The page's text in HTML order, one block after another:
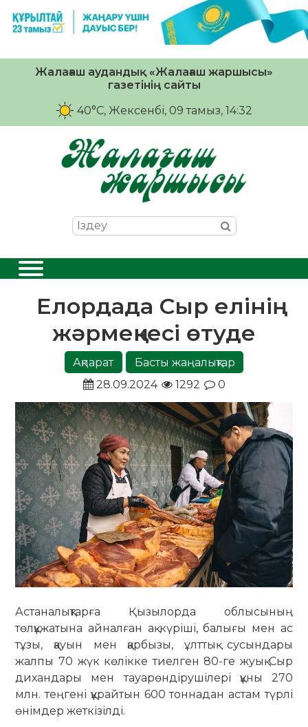
Жалағаш аудандық «Жалағаш жаршысы»
газетінің сайты
40°C, Жексенбі, 09 тамыз, 14:32
Елордада Сыр елінің
жәрмеңкесі өтуде
Ақпарат
Басты жаңалықтар
28.09.2024
1292 0
Астаналықтарға Қызылорда облысының
төлқұжатына айналған ақ күріші, балығы мен ас
тұзы, қауын мен қарбызы, ұлттық сусындары
жалпы 70 жүк көлікке тиелген 80-ге жуық Сыр
дихандары мен тауарөндірушілері құны 270
млн. теңгені құрайтын 600 тоннадан астам түрлі
өнімдер жеткізілді.